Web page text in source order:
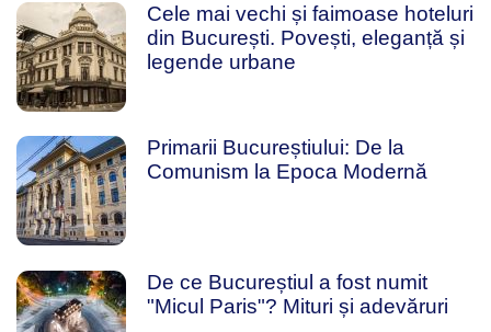
Cele mai vechi și faimoase hoteluri
din București. Povești, eleganță și
legende urbane
Primarii Bucureștiului: De la
Comunism la Epoca Modernă
De ce Bucureștiul a fost numit
"Micul Paris"? Mituri și adevăruri